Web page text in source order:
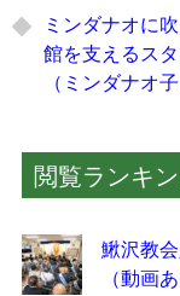
ミンダナオに
館を支えるス
（ミンダナオ
閲覧ランキ
鰍沢教
（動画あ